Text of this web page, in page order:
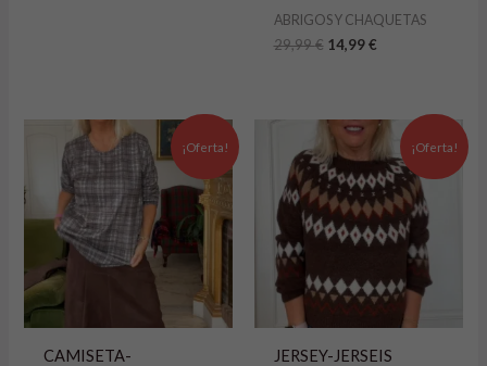
ABRIGOS Y CHAQUETAS
29,99€ 14,99€
¡Oferta!
CAMISETA-
El
precio
original
era:
14,99 €.
precio
actual
es:
9,99 €.
¡Oferta!
JERSEY-JERSEIS
El
precio
original
era:
39,99 €.
El
precio
actual
es:
19,99 €.